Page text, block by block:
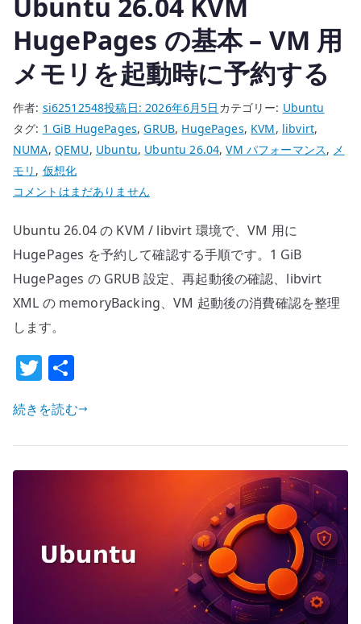
す
る
術
へ
の
HugePages の基本 – VM 用
メモリを起動時に予約する
作者: si62512548投稿日:2026年6月5日 カテゴリー: Ubuntu
タグ: 1 GiB HugePages,GRUB, HugePages, KVM, libvirt,
NUMA, QEMU, Ubuntu, Ubuntu 26.04,VM パフォーマンス, メ
モリ , 仮想化
Ubuntu
KVM
HugePages
の
基
–
VM
用
メ
モ
リ
コメントはまだありません
Ubuntu 26.04 の KVM / libvirt 環境で、VM 用に
HugePages を予約して確認する手順です。1 GiB
HugePages の GRUB 設定、再起動後の確認、libvirt
XML の memoryBacking、VM 起動後の消費確認を整理
します。
T
w
it
te
r
続きを読む